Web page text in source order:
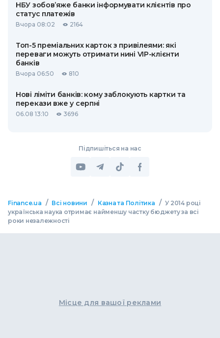
НБУ зобов’яже банки інформувати клієнтів про
статус платежів
Вчора 08:02 2164
Топ-5 преміальних карток з привілеями: які
переваги можуть отримати нині VIP-клієнти
банків
Вчора 06:50 810
Нові ліміти банків: кому заблокують картки та
перекази вже у серпні
06.08 13:10 3696
Підпишіться на нас
Finance.ua / Всі новини / Казна та Політика / У 2014 році
українська наука отримає найменшу частку бюджету за всі
роки незалежності
Місце для вашої реклами